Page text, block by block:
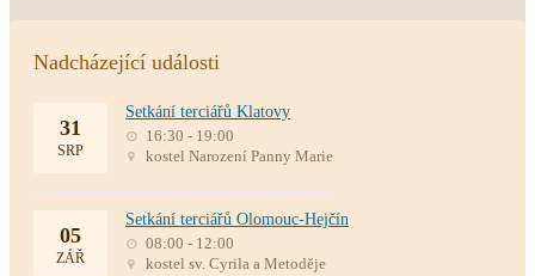
Nadcházející události
31
SRP
Setkání terciářů Klatovy
16:30 - 19:00
kostel Narození Panny Marie
05
ZÁŘ
Setkání terciářů Olomouc-Hejčín
08:00 - 12:00
kostel sv. Cyrila a Metoděje